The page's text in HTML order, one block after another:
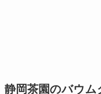
静岡茶園のバウ